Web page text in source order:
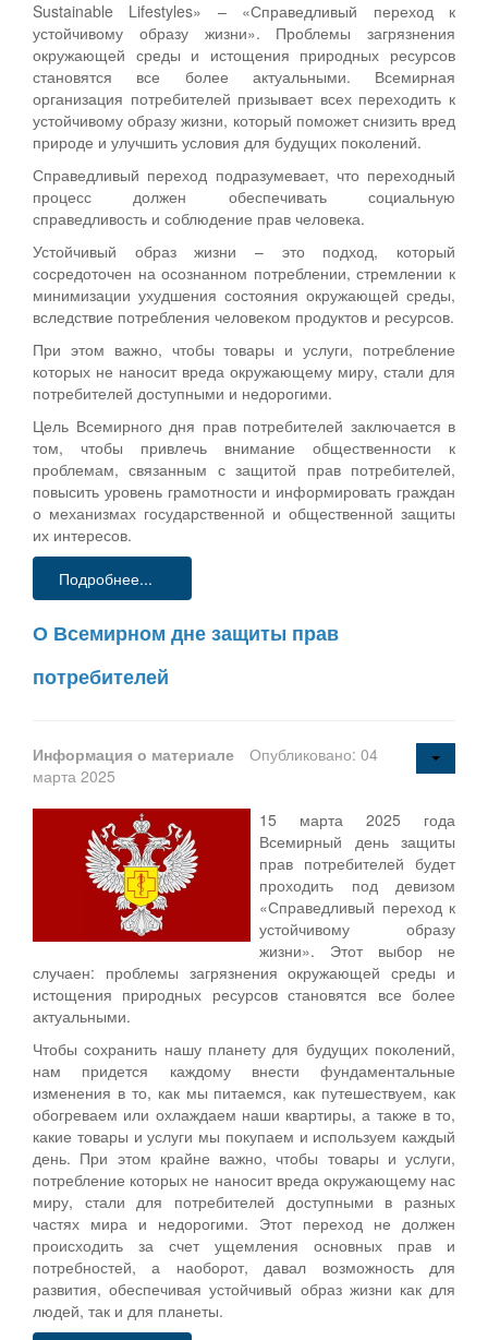
Sustainable Lifestyles» – «Справедливый переход к
устойчивому образу жизни». Проблемы загрязнения
окружающей среды и истощения природных ресурсов
становятся все более актуальными. Всемирная
организация потребителей призывает всех переходить к
устойчивому образу жизни, который поможет снизить вред
природе и улучшить условия для будущих поколений.
Справедливый переход подразумевает, что переходный
процесс должен обеспечивать социальную
справедливость и соблюдение прав человека.
Устойчивый образ жизни – это подход, который
сосредоточен на осознанном потреблении, стремлении к
минимизации ухудшения состояния окружающей среды,
вследствие потребления человеком продуктов и ресурсов.
При этом важно, чтобы товары и услуги, потребление
которых не наносит вреда окружающему миру, стали для
потребителей доступными и недорогими.
Цель Всемирного дня прав потребителей заключается в
том, чтобы привлечь внимание общественности к
проблемам, связанным с защитой прав потребителей,
повысить уровень грамотности и информировать граждан
о механизмах государственной и общественной защиты
их интересов.
Подробнее...
О Всемирном дне защиты прав
потребителей
Информация о материале
Опубликовано: 04
марта 2025
15 марта 2025 года
Всемирный день защиты
прав потребителей будет
проходить под девизом
«Справедливый переход к
устойчивому образу
жизни». Этот выбор не
случаен: проблемы загрязнения окружающей среды и
истощения природных ресурсов становятся все более
актуальными.
Чтобы сохранить нашу планету для будущих поколений,
нам придется каждому внести фундаментальные
изменения в то, как мы питаемся, как путешествуем, как
обогреваем или охлаждаем наши квартиры, а также в то,
какие товары и услуги мы покупаем и используем каждый
день. При этом крайне важно, чтобы товары и услуги,
потребление которых не наносит вреда окружающему нас
миру, стали для потребителей доступными в разных
частях мира и недорогими. Этот переход не должен
происходить за счет ущемления основных прав и
потребностей, а наоборот, давал возможность для
развития, обеспечивая устойчивый образ жизни как для
людей, так и для планеты.